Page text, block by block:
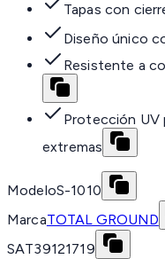
Tapas con
Diseño único
Resistente a
Protección UV
extremas
ModeloS-1010
MarcaTOTAL GROUND
SAT39121719